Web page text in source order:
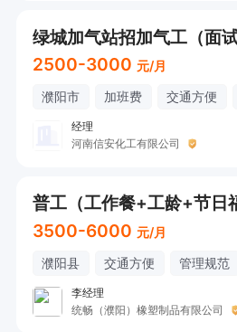
绿城加气站招加气工（面
2500-3000 元/月
濮阳市 加班费 交通方便
经理
河南信安化工有限公司
3500-6000 元/月
濮阳县 交通方便 管理规范
李经理
统畅（濮阳）橡塑制品有限公司